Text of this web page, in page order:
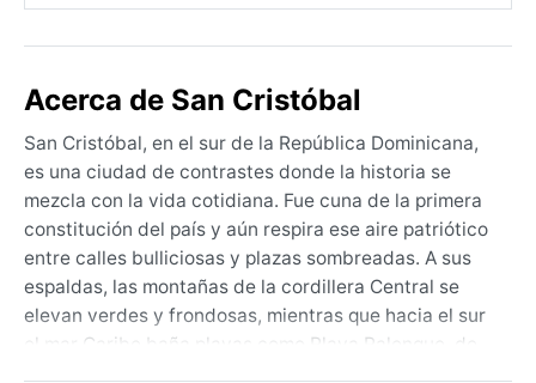
Acerca de San Cristóbal
San Cristóbal, en el sur de la República Dominicana,
es una ciudad de contrastes donde la historia se
mezcla con la vida cotidiana. Fue cuna de la primera
constitución del país y aún respira ese aire patriótico
entre calles bulliciosas y plazas sombreadas. A sus
espaldas, las montañas de la cordillera Central se
elevan verdes y frondosas, mientras que hacia el sur
el mar Caribe baña playas como Playa Palenque, de